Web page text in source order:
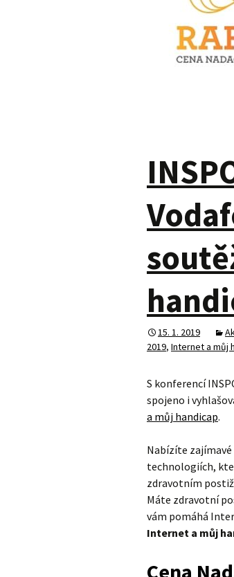
15. 1. 2019
2019, Internet a můj
S konferencí
spojeno i
a můj handicap.
Nabízíte
technologiích,
zdravotním
Máte zdravotní
vám pomáhá
Internet a můj
Cena